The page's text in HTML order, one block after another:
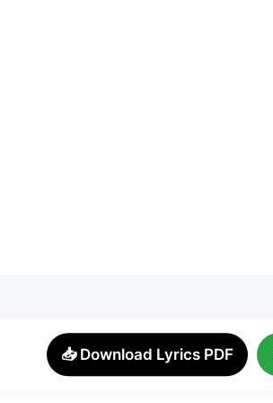
📥 Download Lyrics PDF